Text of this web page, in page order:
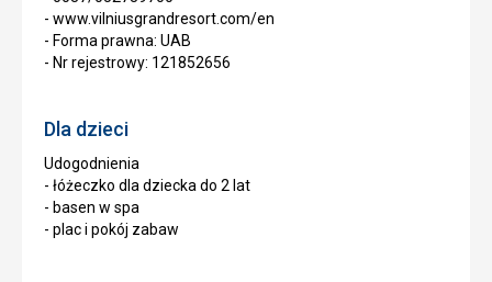
- www.vilniusgrandresort.com/en
- Forma prawna: UAB
- Nr rejestrowy: 121852656
Dla dzieci
Udogodnienia
- łóżeczko dla dziecka do 2 lat
- basen w spa
- plac i pokój zabaw